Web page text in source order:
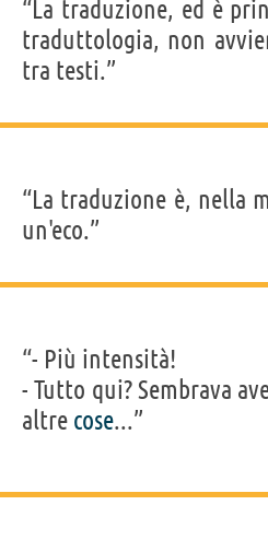
“La traduzione, ed è
traduttologia, non
tra testi.”
“La traduzione è, nella
un'eco.”
“- Più intensità!
- Tutto qui? Sembrava
altre cose...”